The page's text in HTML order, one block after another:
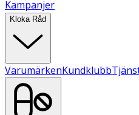
Kampanjer
Kloka Råd
VarumärkenKundklubb